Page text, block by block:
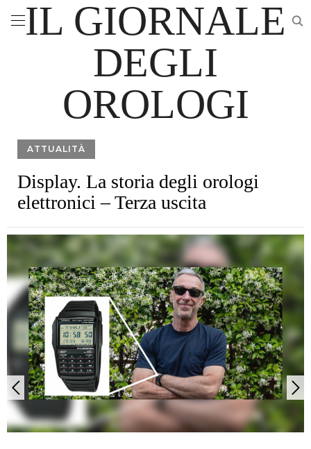
IL GIORNALE
DEGLI
OROLOGI
ATTUALITÀ
Display. La storia degli orologi
elettronici – Terza uscita